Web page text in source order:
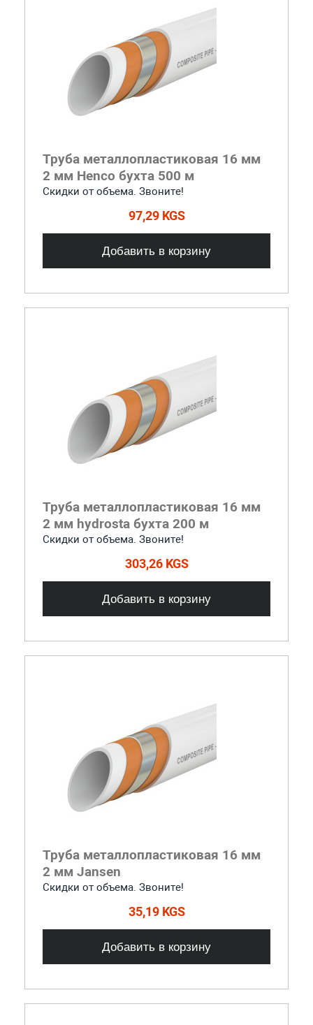
Труба металлопластиковая 16 мм
2 мм Henco бухта 500 м
Скидки от объема. Звоните!
97,29 KGS
Добавить в корзину
Труба металлопластиковая 16 мм
2 мм hydrosta бухта 200 м
Скидки от объема. Звоните!
303,26 KGS
Добавить в корзину
Труба металлопластиковая 16 мм
2 мм Jansen
Скидки от объема. Звоните!
35,19 KGS
Добавить в корзину